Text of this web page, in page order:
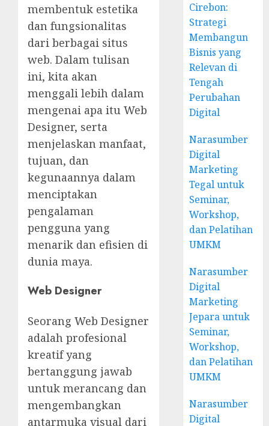
membentuk estetika
dan fungsionalitas
dari berbagai situs
web. Dalam tulisan
ini, kita akan
menggali lebih dalam
mengenai apa itu Web
Designer, serta
menjelaskan manfaat,
tujuan, dan
kegunaannya dalam
menciptakan
pengalaman
pengguna yang
menarik dan efisien di
dunia maya.
Web Designer
Seorang Web Designer
adalah profesional
kreatif yang
bertanggung jawab
untuk merancang dan
mengembangkan
antarmuka visual dari
Cirebon:
Strategi
Membangun
Bisnis yang
Relevan di
Tengah
Perubahan
Digital
Narasumber
Digital
Marketing
Tegal untuk
Seminar,
Workshop,
dan Pelatihan
UMKM
Narasumber
Digital
Marketing
Jepara untuk
Seminar,
Workshop,
dan Pelatihan
UMKM
Narasumber
Digital